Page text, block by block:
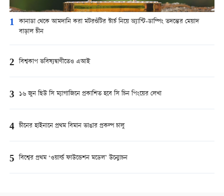
1 কানাডা থেকে আমদানি করা মটরশুঁটির স্টার্চ নিয়ে অ্যান্টি-ডাম্পিং তদন্তের মেয়াদ
বাড়াল চীন
2 বিশ্বকাপ ভবিষ্যদ্বাণীতেও এআই
3 ১৬ জুন ছিউ সি ম্যাগাজিনে প্রকাশিত হবে সি চিন পিংয়ের লেখা
4 চীনের হাইনানে প্রথম বিমান ভাঙার প্রকল্প চালু
5 বিশ্বের প্রথম ‘ওয়ার্ল্ড ফাউন্ডেশন মডেল’ উন্মোচন